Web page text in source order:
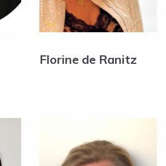
Florine de Ranitz